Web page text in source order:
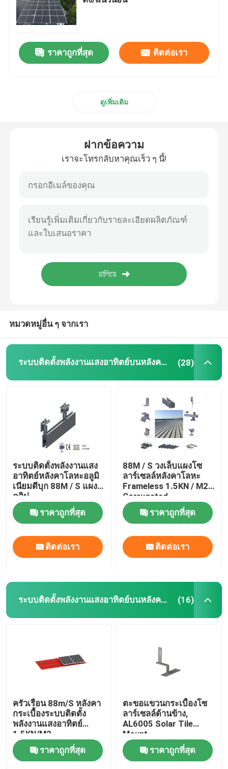
ระบบติดตั้งพลังงานแสงอาทิตย์บนหลังคาโลหะ
ระบบติดตั้งพลังงานแสงอาทิตย์บนหลังคากระเบื้อง
โครงสร้างติดตั้งพลังงานแสงอาทิตย์อลูมิเนียม
โครงสร้างเหล็กพลังงานแสงอาทิตย์
ที่จอดรถแผงโซลาร์เซลล์
โทรคมนาคมระบบพลังงานแสงอาทิตย์
โมดูลพลังงานแสงอาทิตย์แบบโมโนคริสตัลไลน์
ราคาถูกที่สุด ติดต่อเรา
ดูเพิ่มเติม
ฝากข้อความ
เราจะโทรกลับหาคุณเร็ว ๆ นี้!
หมวดหมู่อื่น ๆ จากเรา
ระบบติดตั้งพลังงานแสงอาทิตย์บนหลังคาโลหะ (28)
ระบบติดตั้งพลังงานแสง
อาทิตย์หลังคาโลหะอลูมิ
เนียมดีบุก 88M / S แผง
คลิป
ราคาถูกที่สุด
ติดต่อเรา
88M / S วงเล็บแผงโซ
ลาร์เซลล์หลังคาโลหะ
Frameless 1.5KN / M2
Corrugated
ราคาถูกที่สุด
ติดต่อเรา
ระบบติดตั้งพลังงานแสงอาทิตย์บนหลังคากระเบื้อง (16)
ครัวเรือน 88m/S หลังคา
กระเบื้องระบบติดตั้ง
พลังงานแสงอาทิตย์
1.5KN/M2
ราคาถูกที่สุด
ตะขอแขวนกระเบื้องโซ
ลาร์เซลล์ด้านข้าง,
AL6005 Solar Tile
Mount
ราคาถูกที่สุด